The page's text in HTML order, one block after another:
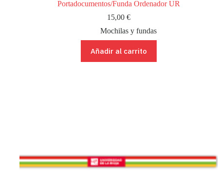
Portadocumentos/Funda Ordenador UR
15,00 €
Mochilas y fundas
Añadir al carrito